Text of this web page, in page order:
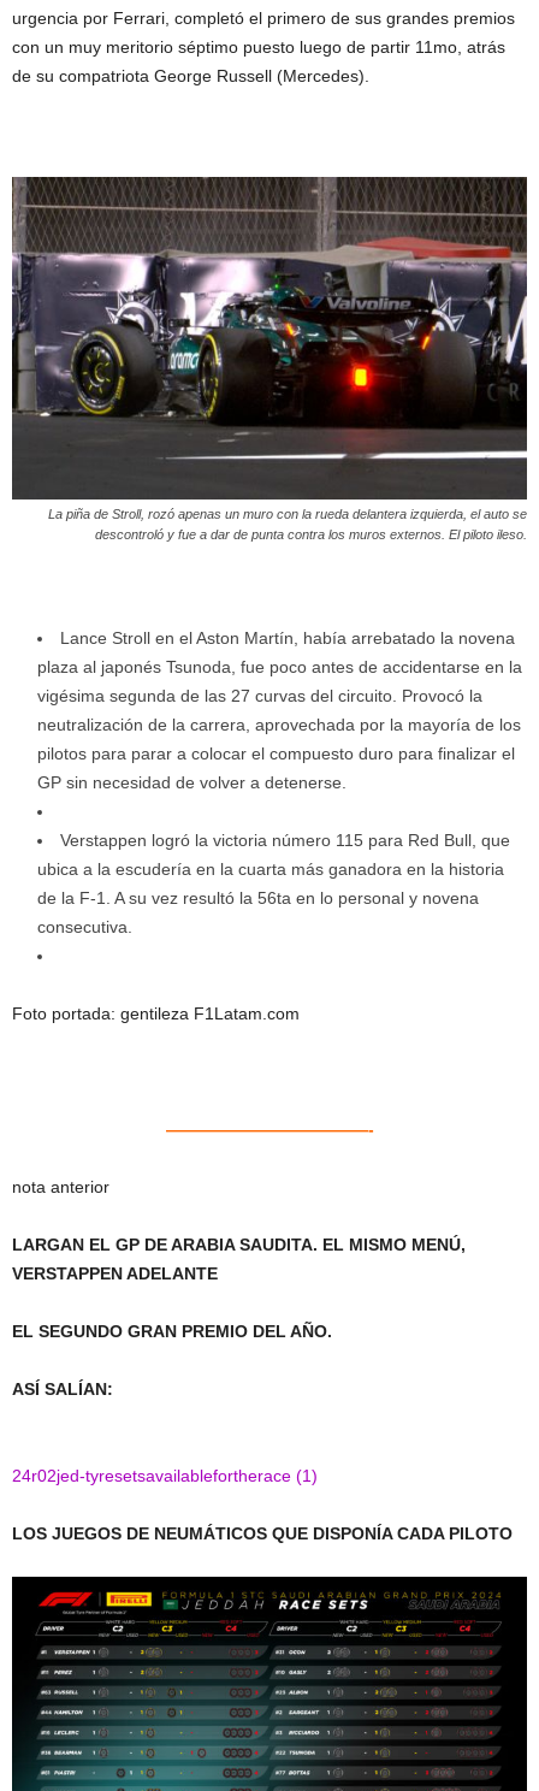
urgencia por Ferrari, completó el primero de sus grandes premios
con un muy meritorio séptimo puesto luego de partir 11mo, atrás
de su compatriota George Russell (Mercedes).
La piña de Stroll, rozó apenas un muro con la rueda delantera izquierda, el auto se
descontroló y fue a dar de punta contra los muros externos. El piloto ileso.
Lance Stroll en el Aston Martín, había arrebatado la novena
plaza al japonés Tsunoda, fue poco antes de accidentarse en la
vigésima segunda de las 27 curvas del circuito. Provocó la
neutralización de la carrera, aprovechada por la mayoría de los
pilotos para parar a colocar el compuesto duro para finalizar el
GP sin necesidad de volver a detenerse.
Verstappen logró la victoria número 115 para Red Bull, que
ubica a la escudería en la cuarta más ganadora en la historia
de la F-1. A su vez resultó la 56ta en lo personal y novena
consecutiva.
Foto portada: gentileza F1Latam.com
————————————-
nota anterior
LARGAN EL GP DE ARABIA SAUDITA. EL MISMO MENÚ,
VERSTAPPEN ADELANTE
EL SEGUNDO GRAN PREMIO DEL AÑO.
ASÍ SALÍAN:
24r02jed-tyresetsavailablefortherace (1)
LOS JUEGOS DE NEUMÁTICOS QUE DISPONÍA CADA PILOTO